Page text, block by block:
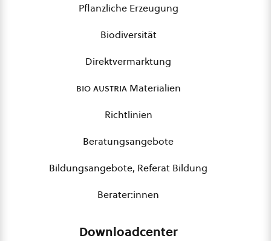
Pflanzliche Erzeugung
Biodiversität
Direktvermarktung
bio austriaMaterialien
Richtlinien
Beratungsangebote
Bildungsangebote, Referat Bildung
Berater:innen
Downloadcenter